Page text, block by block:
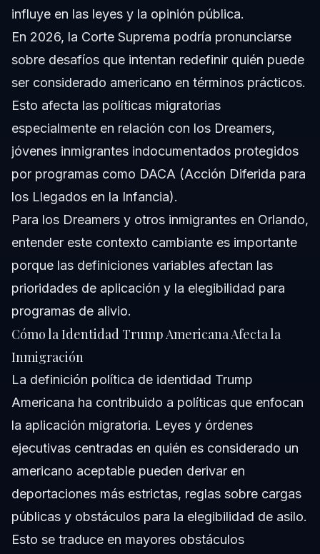
influye en las leyes y la opinión pública.
En 2026, la Corte Suprema podría pronunciarse
sobre desafíos que intentan redefinir quién puede
ser considerado americano en términos prácticos.
Esto afecta las políticas migratorias
especialmente en relación con los Dreamers,
jóvenes inmigrantes indocumentados protegidos
por programas como DACA (Acción Diferida para
los Llegados en la Infancia).
Para los Dreamers y otros inmigrantes en Orlando,
entender este contexto cambiante es importante
porque las definiciones variables afectan las
prioridades de aplicación y la elegibilidad para
programas de alivio.
Cómo la Identidad Trump Americana Afecta la
Inmigración
La definición política de identidad Trump
Americana ha contribuido a políticas que enfocan
la aplicación migratoria. Leyes y órdenes
ejecutivas centradas en quién es considerado un
americano aceptable pueden derivar en
deportaciones más estrictas, reglas sobre cargas
públicas y obstáculos para la elegibilidad de asilo.
Esto se traduce en mayores obstáculos